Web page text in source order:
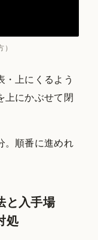
・上にくるよう
上にかぶせて閉
。順番に進めれ
と入手場
処